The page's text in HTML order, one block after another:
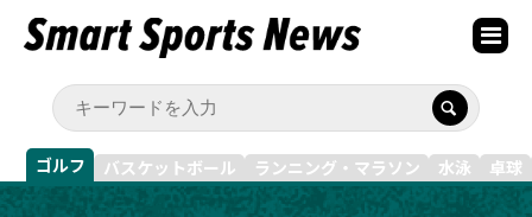
ゴルフ バスケットボール ランニング・マラソン 水泳 卓球